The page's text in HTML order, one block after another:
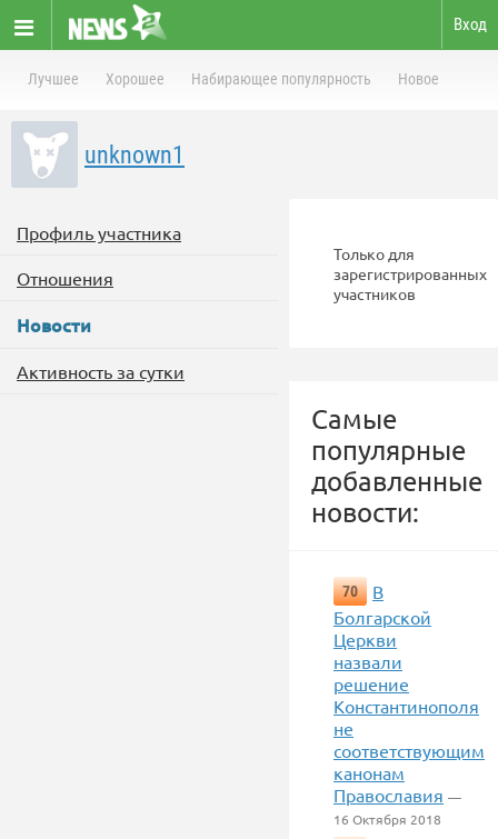
Вход
Лучшее Хорошее Набирающее популярность Новое
unknown1
Профиль участника
Отношения
Новости
Активность за сутки
Только для
зарегистрированных
участников
Самые
популярные
добавленные
новости:
70
В
Болгарской
Церкви
назвали
решение
Константинополя
не
соответствующим
канонам
Православия —
16 Октября 2018